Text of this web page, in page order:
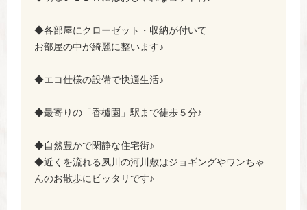
◆各部屋にクローゼット・収納が付いて
お部屋の中が綺麗に整います♪
◆エコ仕様の設備で快適生活♪
◆最寄りの「香櫨園」駅まで徒歩５分♪
◆自然豊かで閑静な住宅街♪
◆近くを流れる夙川の河川敷はジョギングやワンちゃ
んのお散歩にピッタリです♪